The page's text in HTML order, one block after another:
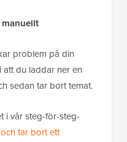
manuellt
problem på din
du laddar ner en
sedan tar bort temat.
i vår steg-för-steg-
tar bort ett